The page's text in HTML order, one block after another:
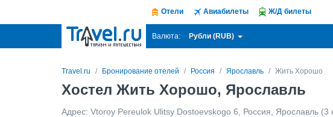
Отели Авиабилеты Ж/Д билеты
Валюта: Рубли (RUB)
Travel.ru Бронирование отелей Россия Ярославль Жить Хорошо
Хостел Жить Хорошо, Ярославль
Адрес: Vtoroy Pereulok Ulitsy Dostoevskogo 6 Россия Ярославль (3